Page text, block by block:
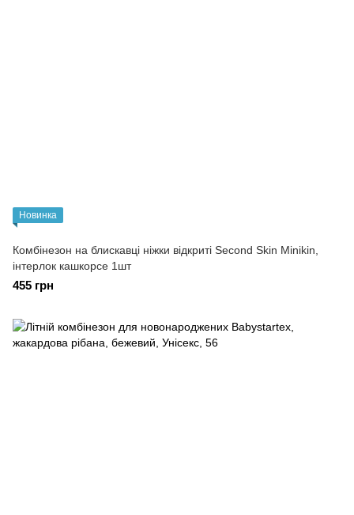
Новинка
Комбінезон на блискавці ніжки відкриті Second Skin Minikin,
інтерлок кашкорсе 1шт
455 грн